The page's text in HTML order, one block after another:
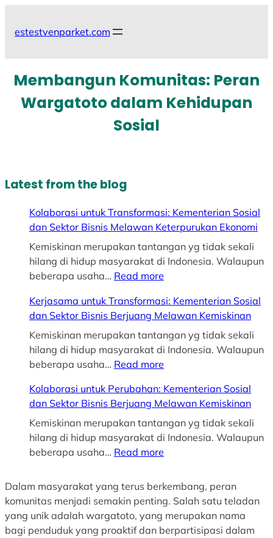
estestvenparket.com
Membangun Komunitas: Peran
Wargatoto dalam Kehidupan
Sosial
Latest from the blog
Kolaborasi untuk Transformasi: Kementerian Sosial
dan Sektor Bisnis Melawan Keterpurukan Ekonomi
Kemiskinan merupakan tantangan yg tidak sekali
hilang di hidup masyarakat di Indonesia. Walaupun
beberapa usaha… Read more
o
l
a
b
a
s
i
u
u
T
Kerjasama untuk Transformasi: Kementerian Sosial
dan Sektor Bisnis Berjuang Melawan Kemiskinan
Kemiskinan merupakan tantangan yg tidak sekali
hilang di hidup masyarakat di Indonesia. Walaupun
beberapa usaha… Read more
e
r
j
a
m
u
Kolaborasi untuk Perubahan: Kementerian Sosial
dan Sektor Bisnis Berjuang Melawan Kemiskinan
Kemiskinan merupakan tantangan yg tidak sekali
hilang di hidup masyarakat di Indonesia. Walaupun
beberapa usaha… Read more
o
a
Dalam masyarakat yang terus berkembang, peran
komunitas menjadi semakin penting. Salah satu teladan
yang unik adalah wargatoto, yang merupakan nama
bagi penduduk yang proaktif dan berpartisipasi dalam